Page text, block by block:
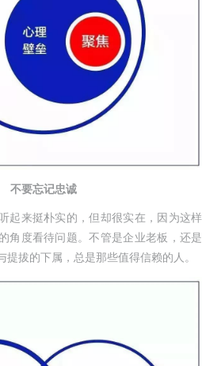
不要忘记忠诚
起来挺朴实的，但却很实在，因为这样
角度看待问题。不管是企业老板，还是
拔的下属，总是那些值得信赖的人。